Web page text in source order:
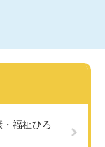
福祉ひろ